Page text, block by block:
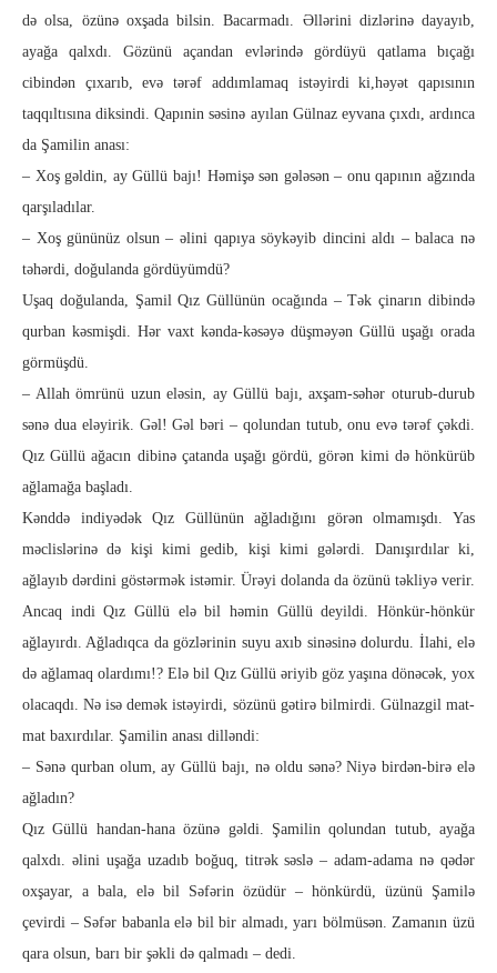
də olsa, özünə oxşada bilsin. Bacarmadı. Əllərini dizlərinə dayayıb,
ayağa qalxdı. Gözünü açandan evlərində gördüyü qatlama bıçağı
cibindən çıxarıb, evə tərəf addımlamaq istəyirdi ki,həyət qapısının
taqqıltısına diksindi. Qapınin səsinə ayılan Gülnaz eyvana çıxdı, ardınca
da Şamilin anası:
– Xoş gəldin, ay Güllü bajı! Həmişə sən gələsən – onu qapının ağzında
qarşıladılar.
– Xoş gününüz olsun – əlini qapıya söykəyib dincini aldı – balaca nə
təhərdi, doğulanda gördüyümdü?
Uşaq doğulanda, Şamil Qız Güllünün ocağında – Tək çinarın dibində
qurban kəsmişdi. Hər vaxt kənda-kəsəyə düşməyən Güllü uşağı orada
görmüşdü.
– Allah ömrünü uzun eləsin, ay Güllü bajı, axşam-səhər oturub-durub
sənə dua eləyirik. Gəl! Gəl bəri – qolundan tutub, onu evə tərəf çəkdi.
Qız Güllü ağacın dibinə çatanda uşağı gördü, görən kimi də hönkürüb
ağlamağa başladı.
Kənddə indiyədək Qız Güllünün ağladığını görən olmamışdı. Yas
məclislərinə də kişi kimi gedib, kişi kimi gələrdi. Danışırdılar ki,
ağlayıb dərdini göstərmək istəmir. Ürəyi dolanda da özünü təkliyə verir.
Ancaq indi Qız Güllü elə bil həmin Güllü deyildi. Hönkür-hönkür
ağlayırdı. Ağladıqca da gözlərinin suyu axıb sinəsinə dolurdu. İlahi, elə
də ağlamaq olardımı!? Elə bil Qız Güllü əriyib göz yaşına dönəcək, yox
olacaqdı. Nə isə demək istəyirdi, sözünü gətirə bilmirdi. Gülnazgil mat-
mat baxırdılar. Şamilin anası dilləndi:
– Sənə qurban olum, ay Güllü bajı, nə oldu sənə? Niyə birdən-birə elə
ağladın?
Qız Güllü handan-hana özünə gəldi. Şamilin qolundan tutub, ayağa
qalxdı. əlini uşağa uzadıb boğuq, titrək səslə – adam-adama nə qədər
oxşayar, a bala, elə bil Səfərin özüdür – hönkürdü, üzünü Şamilə
çevirdi – Səfər babanla elə bil bir almadı, yarı bölmüsən. Zamanın üzü
qara olsun, barı bir şəkli də qalmadı – dedi.